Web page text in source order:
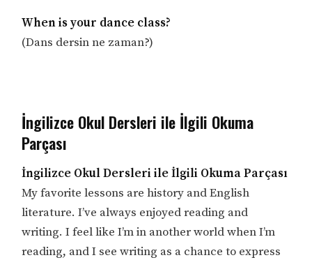
When is your dance class?
(Dans dersin ne zaman?)
İngilizce Okul Dersleri ile İlgili Okuma
Parçası
İngilizce Okul Dersleri ile İlgili Okuma Parçası
My favorite lessons are history and English
literature. I’ve always enjoyed reading and
writing. I feel like I’m in another world when I’m
reading, and I see writing as a chance to express